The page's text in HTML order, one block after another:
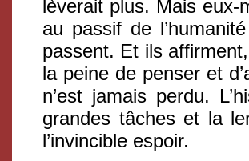
lèverait plus. Mais eux-
au passif de
passent. Et ils
la peine de penser et
n’est jamais perdu.
grandes tâches et la
l’invincible espoir.